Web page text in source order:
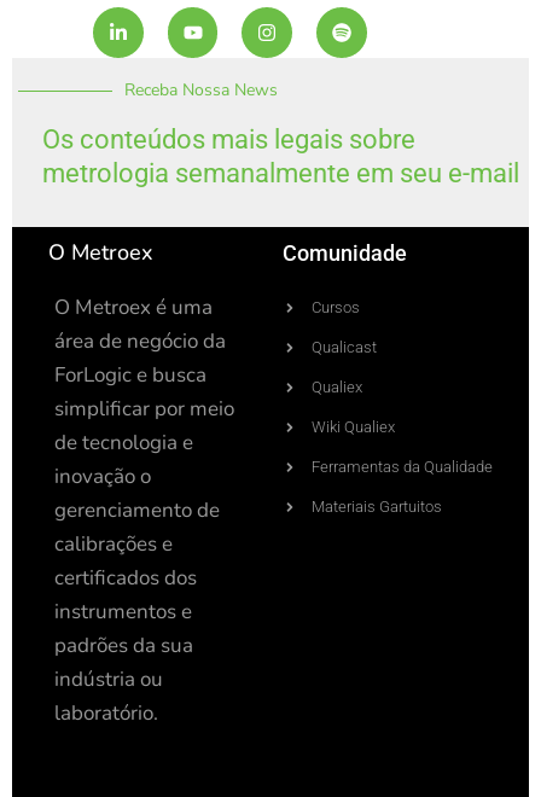
L
i
n
e
i
n
-
i
Y
o
u
u
e
I
n
s
a
r
a
m
S
p
o
y
Receba Nossa News
Os conteúdos mais legais sobre
metrologia semanalmente em seu e-mail
O Metroex
O Metroex é uma
área de negócio da
ForLogic e busca
simplificar por meio
de tecnologia e
inovação o
gerenciamento de
calibrações e
certificados dos
instrumentos e
padrões da sua
indústria ou
laboratório.
Comunidade
Cursos
Qualicast
Qualiex
Wiki Qualiex
Ferramentas da Qualidade
Materiais Gartuitos